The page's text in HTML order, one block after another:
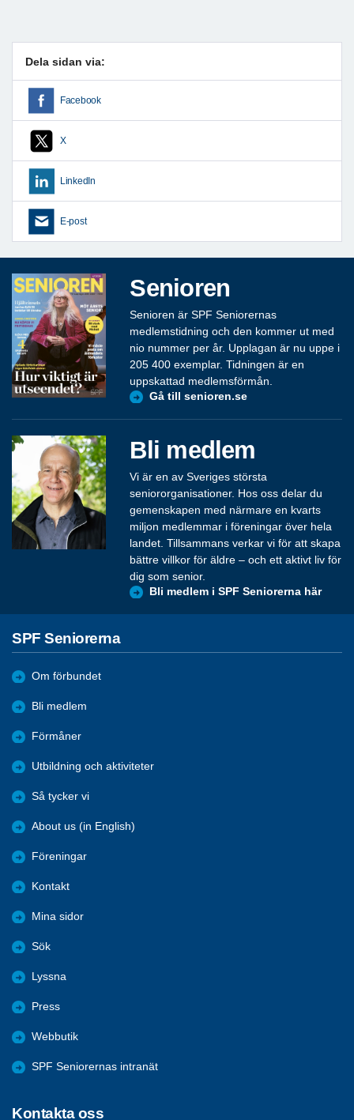
Dela sidan via:
Facebook
X
LinkedIn
E-post
Senioren
Senioren är SPF Seniorernas
medlemstidning och den kommer ut med
nio nummer per år. Upplagan är nu uppe i
205 400 exemplar. Tidningen är en
uppskattad medlemsförmån.
Gå till senioren.se
Bli medlem
Vi är en av Sveriges största
seniororganisationer. Hos oss delar du
gemenskapen med närmare en kvarts
miljon medlemmar i föreningar över hela
landet. Tillsammans verkar vi för att skapa
bättre villkor för äldre – och ett aktivt liv för
dig som senior.
Bli medlem i SPF Seniorerna här
SPF Seniorerna
Om förbundet
Bli medlem
Förmåner
Utbildning och aktiviteter
Så tycker vi
About us (in English)
Föreningar
Kontakt
Mina sidor
Sök
Lyssna
Press
Webbutik
SPF Seniorernas intranät
Kontakta oss